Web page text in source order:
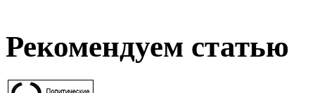
Рекомендуем статью